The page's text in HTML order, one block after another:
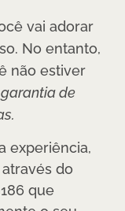
vai adorar
No entanto,
não estiver
de
experiência,
através do
que